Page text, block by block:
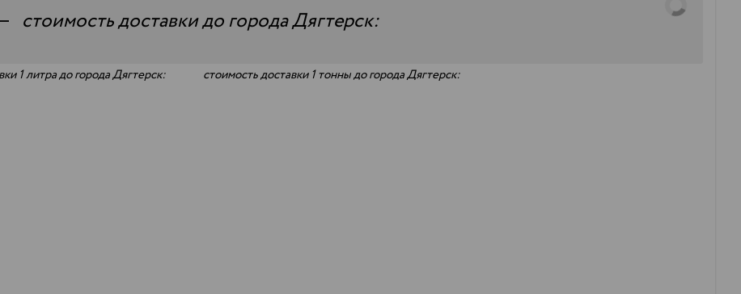
стоимость доставки до города Дягтерск:
1 литра до города Дягтерск: стоимость доставки 1 тонны до города Дягтерск: